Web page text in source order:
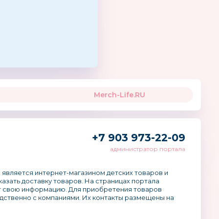
Merch-Life.RU
+7 903 973-22-09
администратор портала
интернет-магазином детских товаров и
доставку товаров. На страницах портала
информацию. Для приобретения товаров
с компаниями. Их контакты размещены на